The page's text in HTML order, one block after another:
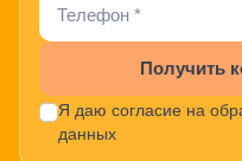
Получить
Я даю согласие на
данных